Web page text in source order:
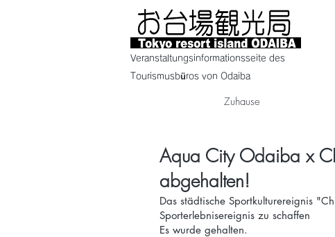
Veranstaltungsinformationsseite des
Tourismusbüros von Odaiba
Zuhause
Aqua City Odaiba x
abgehalten!
Das städtische Sportkulturereignis
Sporterlebnisereignis zu schaffen
Es wurde gehalten.